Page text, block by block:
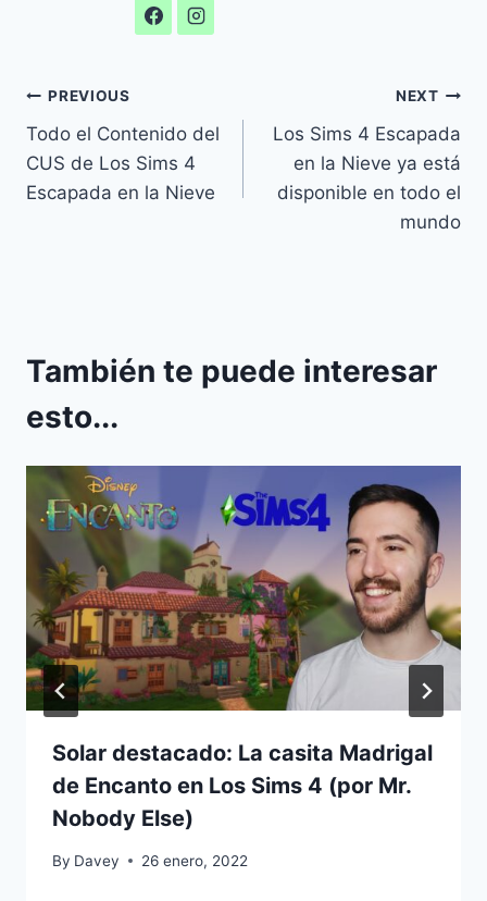
Navegación
de
entradas
PREVIOUS
Todo el Contenido del
CUS de Los Sims 4
Escapada en la Nieve
NEXT
Los Sims 4 Escapada
en la Nieve ya está
disponible en todo el
mundo
También te puede interesar
esto...
Solar destacado: La casita Madrigal
de Encanto en Los Sims 4 (por Mr.
Nobody Else)
By Davey 26 enero, 2022